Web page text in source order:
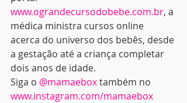
www.ograndecursodobebe.com.br, a
médica ministra cursos online
acerca do universo dos bebês, desde
a gestação até a criança completar
dois anos de idade.
Siga o @mamaebox também no
www.instagram.com/mamaebox